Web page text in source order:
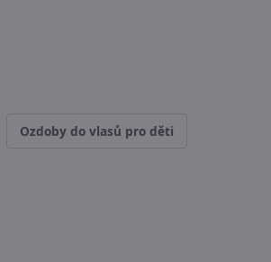
Ozdoby do vlasů pro děti